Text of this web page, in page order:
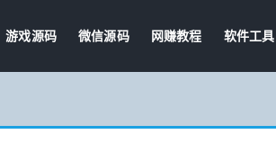
游戏源码 微信源码 网赚教程 软件工具